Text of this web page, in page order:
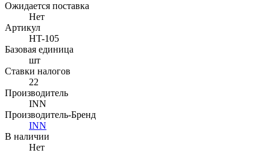
Ожидается поставка
Нет
Артикул
HT-105
Базовая единица
шт
Ставки налогов
22
Производитель
INN
Производитель-Бренд
INN
В наличии
Нет